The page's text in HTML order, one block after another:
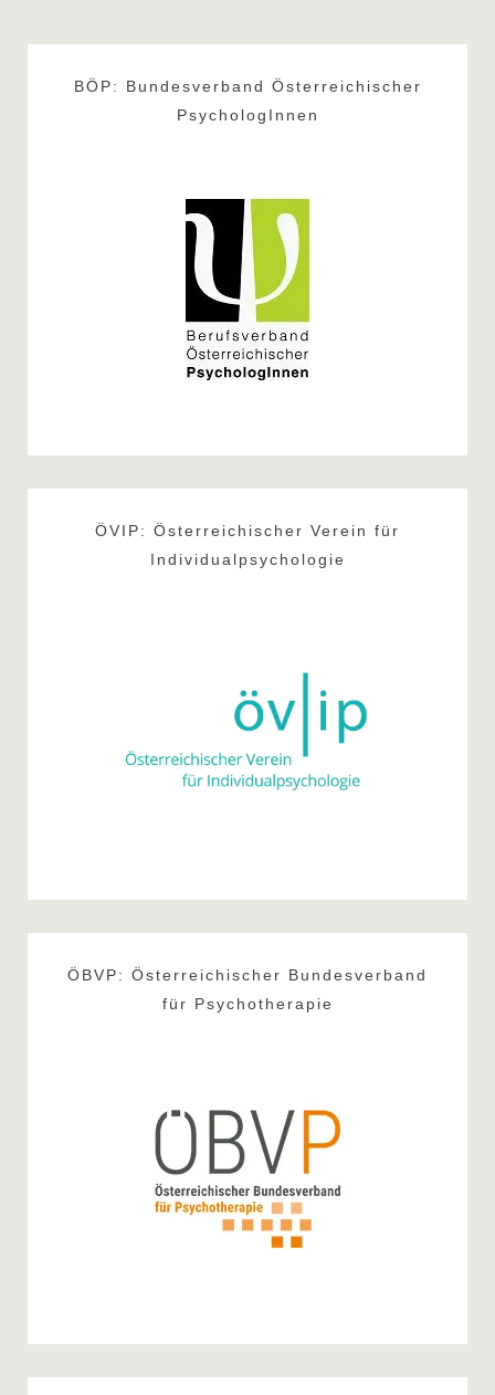
BÖP: Bundesverband Österreichischer
PsychologInnen
ÖVIP: Österreichischer Verein für
Individualpsychologie
ÖBVP: Österreichischer Bundesverband
für Psychotherapie